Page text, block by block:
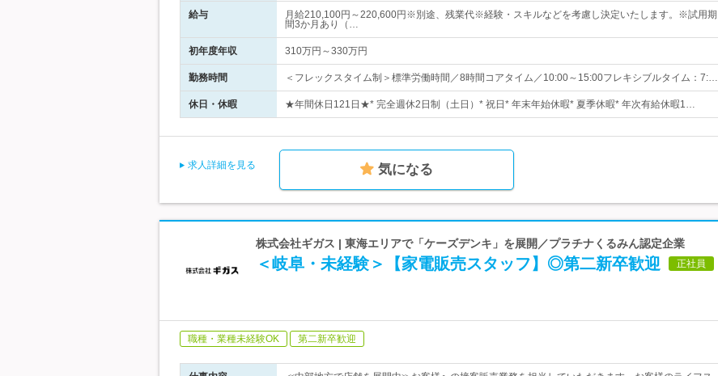
給与
月給210,100円～220,600円※別途、残業代※経験・スキルなどを考慮し決定いたします。※試用期
間3か月あり（…
初年度年収 310万円～330万円
勤務時間 ＜フレックスタイム制＞標準労働時間／8時間コアタイム／10:00～15:00フレキシブルタイム：7:…
休日・休暇 ★年間休日121日★* 完全週休2日制（土日）* 祝日* 年末年始休暇* 夏季休暇* 年次有給休暇1…
求人詳細を見る 気になる
株式会社ギガス | 東海エリアで「ケーズデンキ」を展開／プラチナくるみん認定企業
＜岐阜・未経験＞【家電販売スタッフ】◎第二新卒歓迎 正社員
職種・業種未経験OK 第二新卒歓迎